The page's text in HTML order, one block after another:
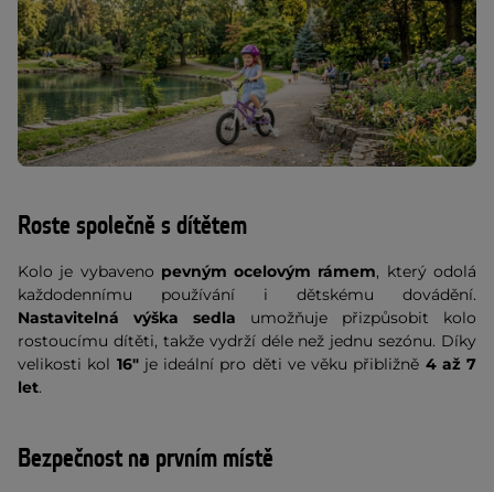
Roste společně s dítětem
Kolo je vybaveno pevným ocelovým rámem, který odolá
každodennímu používání i dětskému dovádění.
Nastavitelná výška sedla umožňuje přizpůsobit kolo
rostoucímu dítěti, takže vydrží déle než jednu sezónu. Díky
velikosti kol 16"je ideální pro děti ve věku přibližně 4 až 7
let.
Bezpečnost na prvním místě